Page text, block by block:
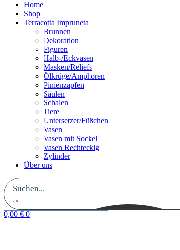
Home
Shop
Terracotta Impruneta
Brunnen
Dekoration
Figuren
Halb-/Eckvasen
Masken/Reliefs
Ölkrüge/Amphoren
Pinienzapfen
Säulen
Schalen
Tiere
Untersetzer/Füßchen
Vasen
Vasen mit Sockel
Vasen Rechteckig
Zylinder
Über uns
0,00 € 0